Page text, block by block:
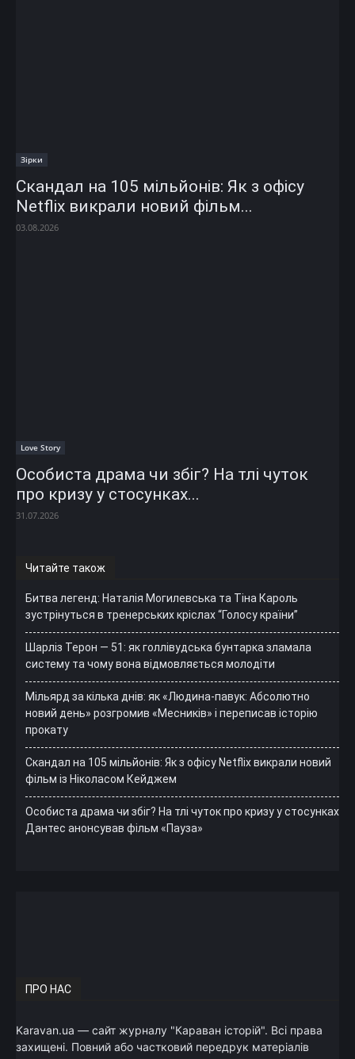
Зірки
Скандал на 105 мільйонів: Як з офісу
Netflix викрали новий фільм...
03.08.2026
Love Story
Особиста драма чи збіг? На тлі чуток
про кризу у стосунках...
31.07.2026
Читайте також
Битва легенд: Наталія Могилевська та Тіна Кароль
зустрінуться в тренерських кріслах “Голосу країни”
Шарліз Терон — 51: як голлівудська бунтарка зламала
систему та чому вона відмовляється молодіти
Мільярд за кілька днів: як «Людина-павук: Абсолютно
новий день» розгромив «Месників» і переписав історію
прокату
Скандал на 105 мільйонів: Як з офісу Netflix викрали новий
фільм із Ніколасом Кейджем
Особиста драма чи збіг? На тлі чуток про кризу у стосунках
Дантес анонсував фільм «Пауза»
ПРО НАС
Karavan.ua — сайт журналу "Караван історій". Всі права
захищені. Повний або частковий передрук матеріалів